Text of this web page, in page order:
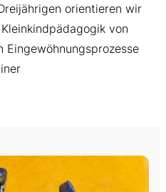
orientieren wir
von
Eingewöhnungsprozesse